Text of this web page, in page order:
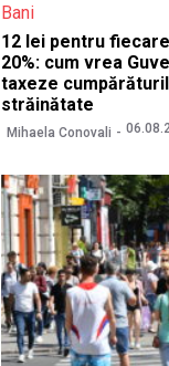
Bani
12 lei pentru
20%: cum vrea
taxeze
străinătate
Mihaela Conovali